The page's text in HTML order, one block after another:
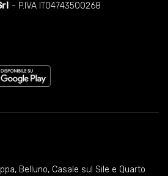
- P.IVA IT04743500268
, Belluno, Casale sul Sile e Quarto